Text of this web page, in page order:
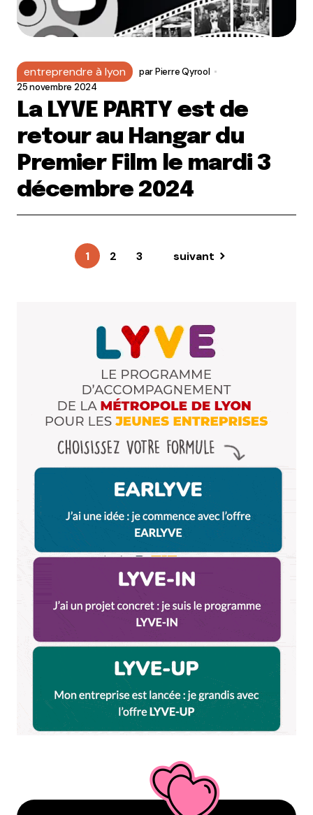
entreprendre à lyon parPierre Qyrool
25 novembre 2024
La LYVE PARTY est de
retour au Hangar du
Premier Film le mardi 3
décembre 2024
1 2 3 suivant